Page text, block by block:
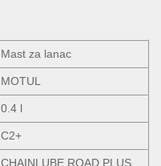
Mast za lanac
MOTUL
0.4 l
C2+
CHAINLUBE ROAD PLUS